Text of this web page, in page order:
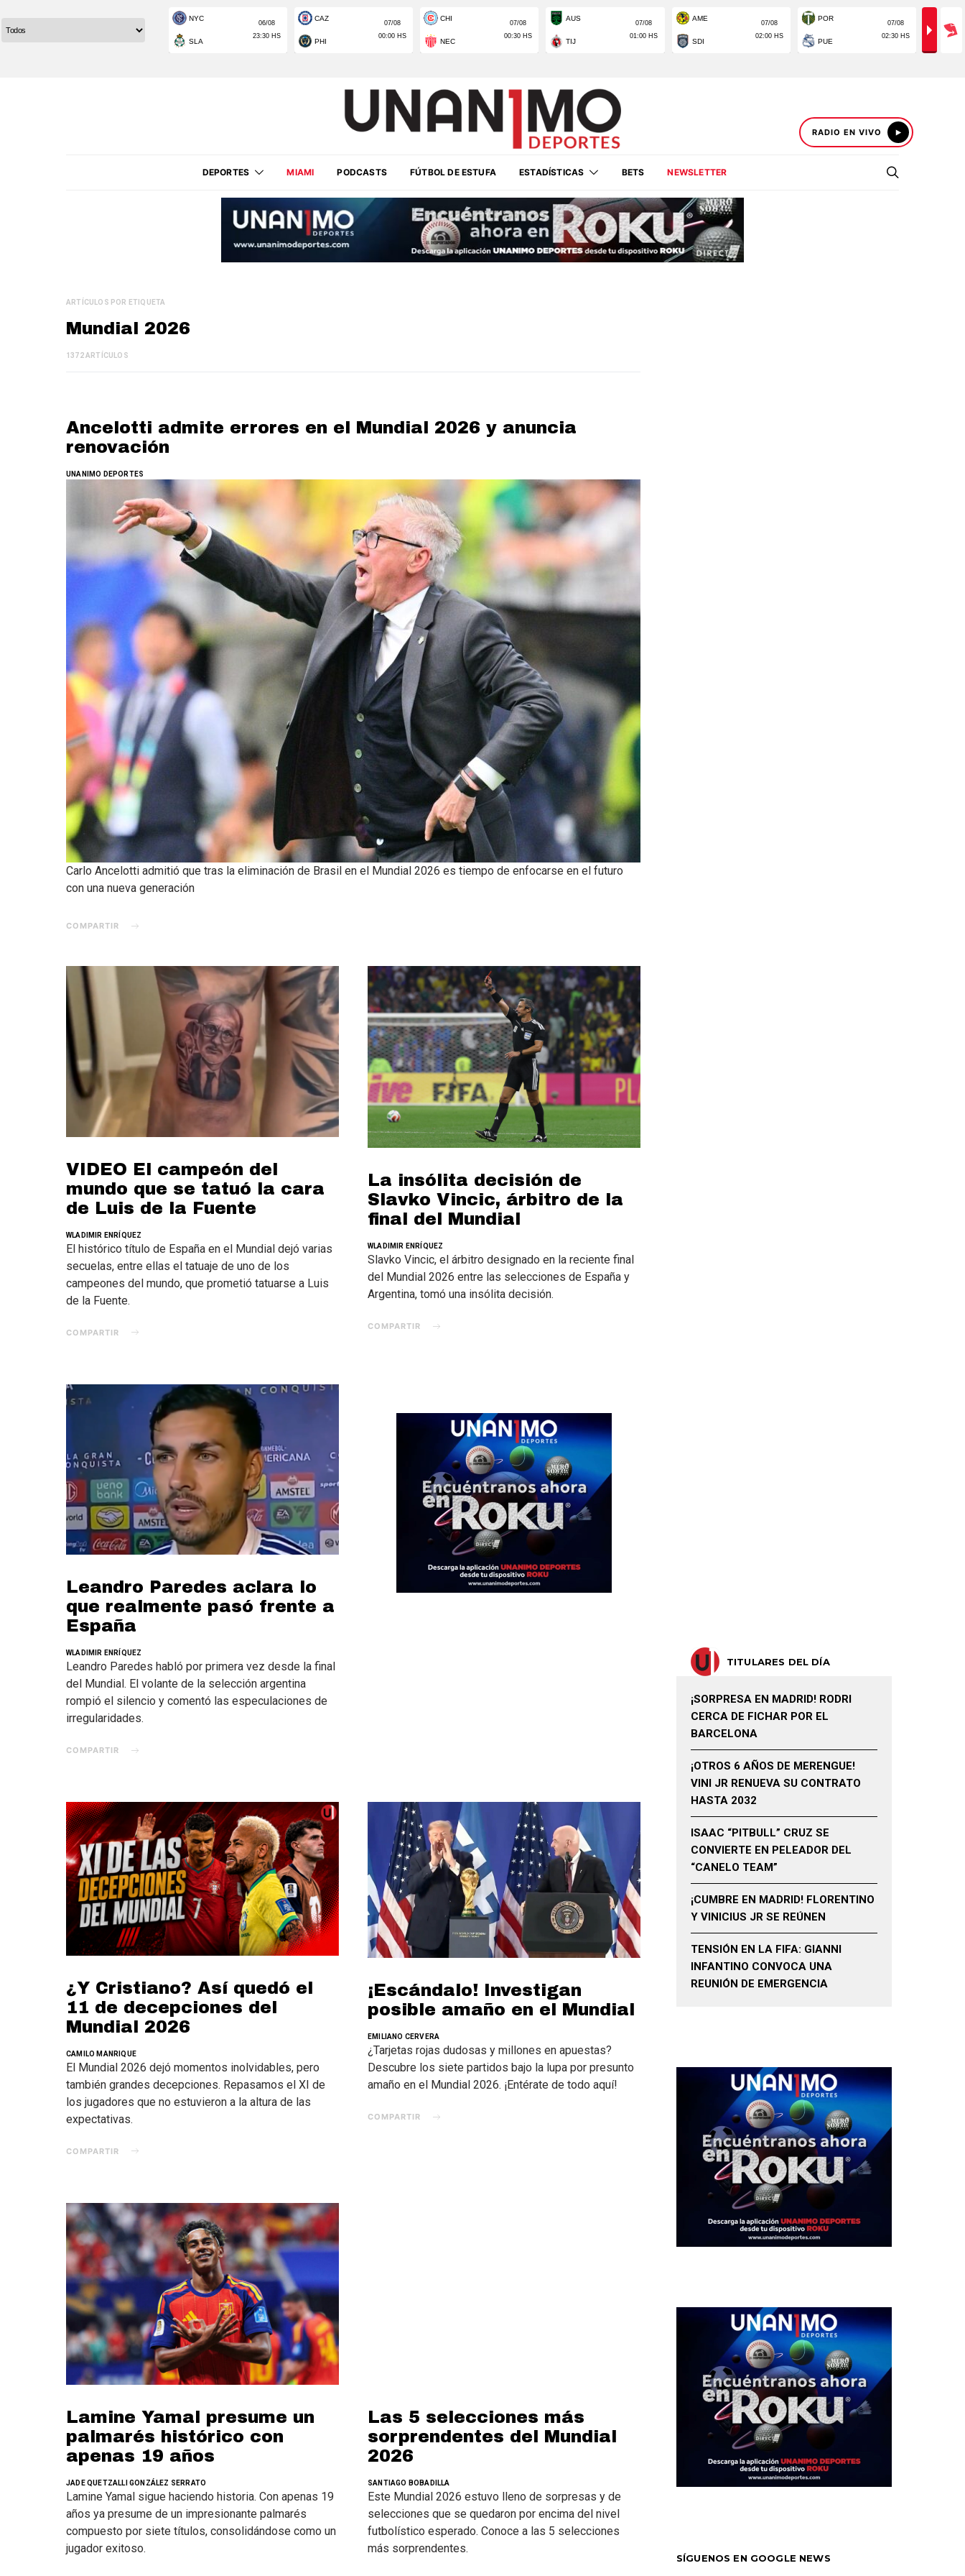
RADIO EN VIVO
DEPORTES MIAMI PODCASTS FÚTBOL DE ESTUFA ESTADÍSTICAS BETS NEWSLETTER
ARTÍCULOS POR ETIQUETA
Mundial 2026
1372 ARTÍCULOS
Ancelotti admite errores en el Mundial 2026 y anuncia
renovación
UNANIMO DEPORTES
Carlo Ancelotti admitió que tras la eliminación de Brasil en el Mundial 2026 es tiempo de enfocarse en el futuro
con una nueva generación
COMPARTIR
VIDEO El campeón del
mundo que se tatuó la cara
de Luis de la Fuente
WLADIMIR ENRÍQUEZ
El histórico título de España en el Mundial dejó varias
secuelas, entre ellas el tatuaje de uno de los
campeones del mundo, que prometió tatuarse a Luis
de la Fuente.
COMPARTIR
La insólita decisión de
Slavko Vincic, árbitro de la
final del Mundial
WLADIMIR ENRÍQUEZ
Slavko Vincic, el árbitro designado en la reciente final
del Mundial 2026 entre las selecciones de España y
Argentina, tomó una insólita decisión.
COMPARTIR
Leandro Paredes aclara lo
que realmente pasó frente a
España
WLADIMIR ENRÍQUEZ
Leandro Paredes habló por primera vez desde la final
del Mundial. El volante de la selección argentina
rompió el silencio y comentó las especulaciones de
irregularidades.
COMPARTIR
¿Y Cristiano? Así quedó el
11 de decepciones del
Mundial 2026
CAMILO MANRIQUE
El Mundial 2026 dejó momentos inolvidables, pero
también grandes decepciones. Repasamos el XI de
los jugadores que no estuvieron a la altura de las
expectativas.
COMPARTIR
¡Escándalo! Investigan
posible amaño en el Mundial
EMILIANO CERVERA
¿Tarjetas rojas dudosas y millones en apuestas?
Descubre los siete partidos bajo la lupa por presunto
amaño en el Mundial 2026. ¡Entérate de todo aquí!
COMPARTIR
Lamine Yamal presume un
palmarés histórico con
apenas 19 años
JADE QUETZALLI GONZÁLEZ SERRATO
Lamine Yamal sigue haciendo historia. Con apenas 19
años ya presume de un impresionante palmarés
compuesto por siete títulos, consolidándose como un
jugador exitoso.
Las 5 selecciones más
sorprendentes del Mundial
2026
SANTIAGO BOBADILLA
Este Mundial 2026 estuvo lleno de sorpresas y de
selecciones que se quedaron por encima del nivel
futbolístico esperado. Conoce a las 5 selecciones
más sorprendentes.
TITULARES DEL DÍA
¡SORPRESA EN MADRID! RODRI
CERCA DE FICHAR POR EL
BARCELONA
¡OTROS 6 AÑOS DE MERENGUE!
VINI JR RENUEVA SU CONTRATO
HASTA 2032
ISAAC “PITBULL” CRUZ SE
CONVIERTE EN PELEADOR DEL
“CANELO TEAM”
¡CUMBRE EN MADRID! FLORENTINO
Y VINICIUS JR SE REÚNEN
TENSIÓN EN LA FIFA: GIANNI
INFANTINO CONVOCA UNA
REUNIÓN DE EMERGENCIA
SÍGUENOS EN GOOGLE NEWS